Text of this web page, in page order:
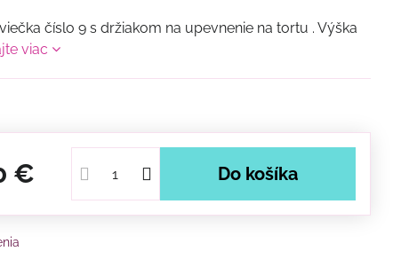
číslo 9 s držiakom na upevnenie na tortu . Výška
viac
€ Do košíka